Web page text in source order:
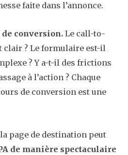
faite dans l’annonce.
conversion. Le call-to-
clair ? Le formulaire est-il
? Y a-t-il des frictions
à l’action ? Chaque
de conversion est une
page de destination peut
de manière spectaculaire